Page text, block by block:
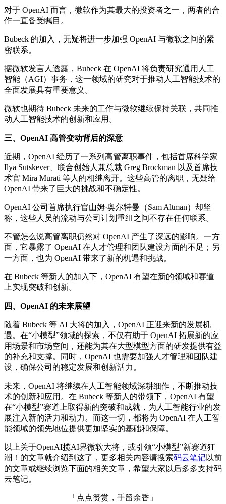
对于 OpenAI 而言，微软作为其最大的投资者之一，两者的合
作一直备受瞩目。
Bubeck 的加入，无疑将进一步加强 OpenAI 与微软之间的紧
密联系。
据微软发言人透露，Bubeck 在 OpenAI 将负责研究通用人工
智能（AGI）事务，这一领域的研究对于推动人工智能技术的
全面发展具有重要意义。
微软也期待 Bubeck 未来的工作与微软继续保持关联，共同推
动人工智能技术的创新和应用。
三、OpenAI 高管变动背后的深意
近期，OpenAI 经历了一系列高管离职事件，包括首席科学家
Ilya Sutskever、联合创始人兼总裁 Greg Brockman 以及首席技
术官 Mira Murati 等人的相继离开。这些高管的离职，无疑给
OpenAI 带来了巨大的挑战和不确定性。
OpenAI 公司首席执行官山姆·奥尔特曼（Sam Altman）却坚
称，这些人员的流动与公司计划重组之间不存在任何联系。
不管怎么说高管离职仍然对 OpenAI 产生了深远的影响。一方
面，它暴露了 OpenAI 在人才管理和团队建设方面的不足；另
一方面，也为 OpenAI 带来了新的机遇和挑战。
在 Bubeck 等新人的加入下，OpenAI 有望在新的领域和赛道
上实现突破和创新。
四、OpenAI 的未来展望
随着 Bubeck 等 AI 大将的加入，OpenAI 正迎来新的发展机
遇。在“小模型”领域的探索，不仅有助于 OpenAI 拓展新的应
用场景和市场空间，还能为其在大型模型方面的研发提供有益
的补充和支撑。同时，OpenAI 也需要加强人才管理和团队建
设，确保公司的稳定发展和创新活力。
未来，OpenAI 将继续在人工智能领域深耕细作，不断推动技
术的创新和应用。在 Bubeck 等新人的带领下，OpenAI 有望
在“小模型”赛道上取得新的突破和成就，为人工智能行业的发
展注入新的活力和动力。而这一切，都将为 OpenAI 在人工智
能领域的领先地位提供更加坚实的基础和保障。
以上关于OpenAI揽AI界微软大将，或引领“小模型”新赛道狂
潮！的文章就介绍到这了，更多相关内容请搜索码云笔记以前
的文章或继续浏览下面的相关文章，希望大家以后多多支持码
云笔记。
「点点赞赏，手留余香」